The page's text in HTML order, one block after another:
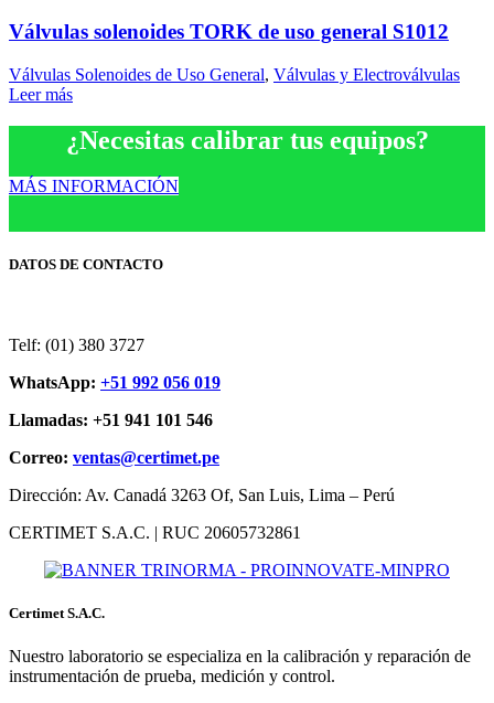
Válvulas solenoides TORK de uso general S1012
Válvulas Solenoides de Uso General, Válvulas y Electroválvulas
Leer más
¿Necesitas calibrar tus equipos?
MÁS INFORMACIÓN
DATOS DE CONTACTO
Telf: (01) 380 3727
WhatsApp: +51 992 056 019
Llamadas: +51 941 101 546
Correo: ventas@certimet.pe
Dirección: Av. Canadá 3263 Of, San Luis, Lima – Perú
CERTIMET S.A.C. | RUC 20605732861
Certimet S.A.C.
Nuestro laboratorio se especializa en la calibración y reparación de
instrumentación de prueba, medición y control.